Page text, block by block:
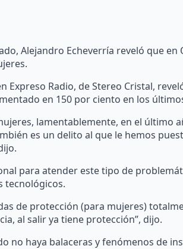
Alejandro Echeverría reveló que
Expreso Radio, de Stereo Cristal,
en 150 por ciento en los
lamentablemente, en el último
es un delito al que le hemos
para atender este tipo de
tecnológicos.
de protección (para mujeres)
al salir ya tiene protección”, dijo.
no haya balaceras y fenómenos de